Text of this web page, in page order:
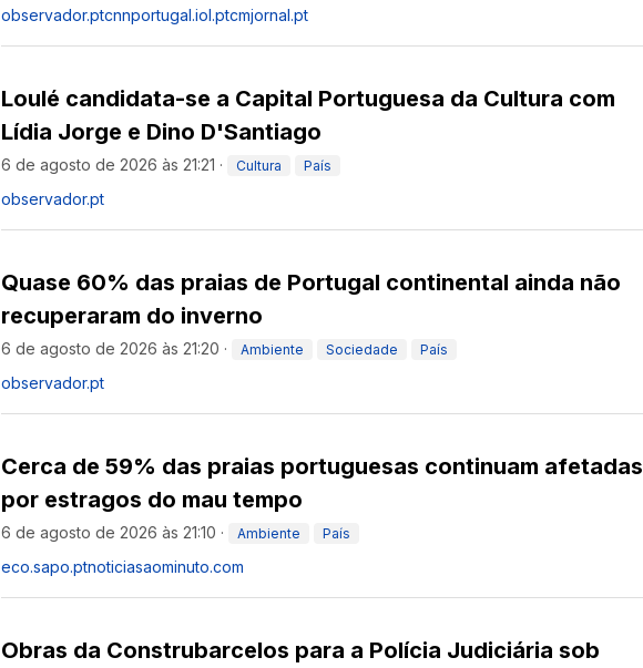
observador.ptcnnportugal.iol.ptcmjornal.pt
Loulé candidata-se a Capital Portuguesa da Cultura com
Lídia Jorge e Dino D'Santiago
6 de agosto de 2026 às 21:21 · Cultura País
observador.pt
Quase 60% das praias de Portugal continental ainda não
recuperaram do inverno
6 de agosto de 2026 às 21:20 · Ambiente Sociedade País
observador.pt
Cerca de 59% das praias portuguesas continuam afetadas
por estragos do mau tempo
6 de agosto de 2026 às 21:10 · Ambiente País
eco.sapo.ptnoticiasaominuto.com
Obras da Construbarcelos para a Polícia Judiciária sob